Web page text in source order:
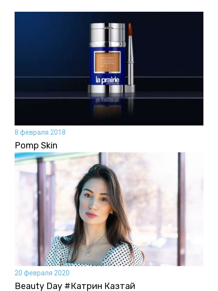
8 февраля 2018
Pomp Skin
20 февраля 2020
Beauty Day #Катрин Казтай